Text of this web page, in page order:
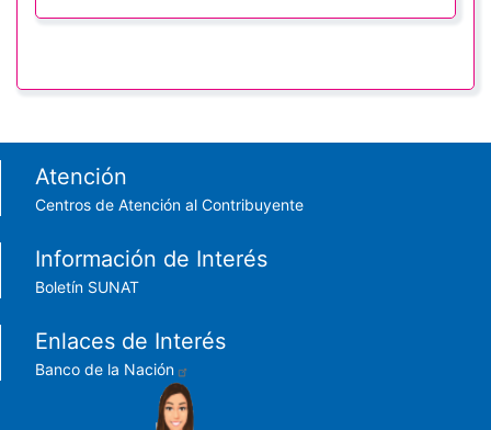
Footer menu
Atención
Centros de Atención al Contribuyente
Información de Interés
Boletín SUNAT
Enlaces de Interés
Banco de la Nación